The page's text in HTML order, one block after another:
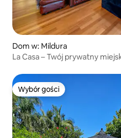
Dom w: Mildura
La Casa – Twój prywatny
Wybór gości
Wybór gości